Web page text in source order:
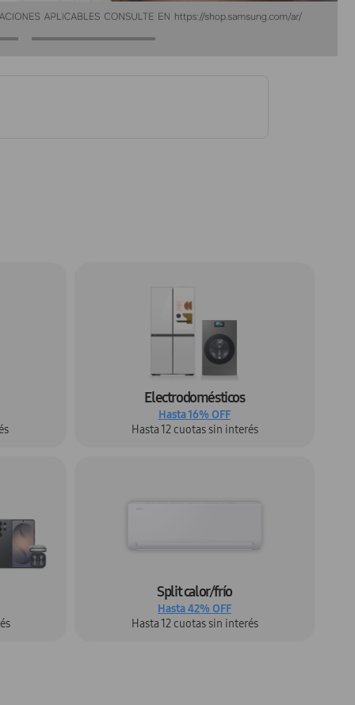
Electrodomésticos
Hasta 16% OFF
Hasta 12 cuotas sin interés
Split calor/frío
Hasta 42% OFF
Hasta 12 cuotas sin interés